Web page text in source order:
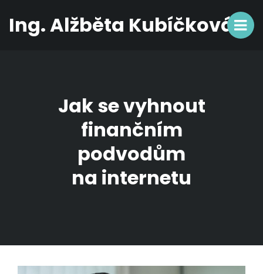
Ing. Alžběta Kubíčková
Jak se vyhnout
finančním
podvodům
na internetu